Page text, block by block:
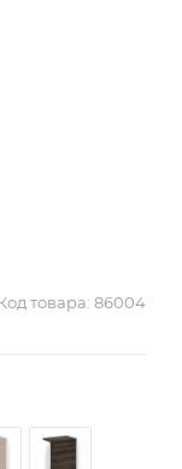
товара: 86004